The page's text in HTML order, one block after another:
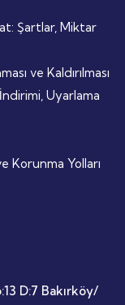
Şartlar, Miktar
ve Kaldırılması
Uyarlama
Korunma Yolları
D:7 Bakırköy/